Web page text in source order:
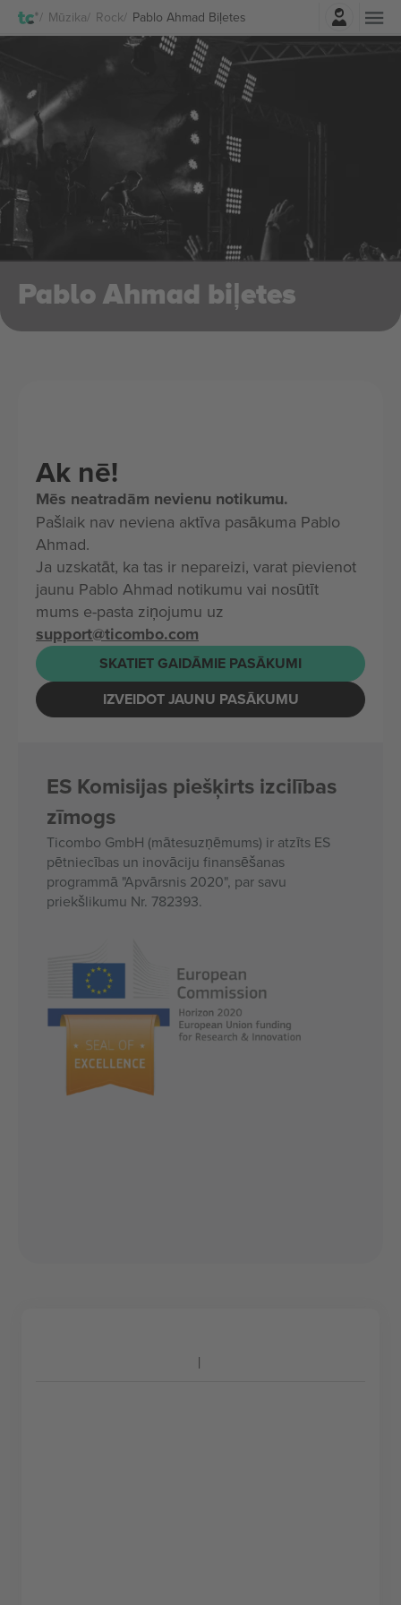
Mūzika Rock Pablo Ahmad BiļetesPierakstīties
Pablo Ahmad biļetes
Ak nē!
Mēs neatradām nevienu notikumu.
Pašlaik nav neviena aktīva pasākuma Pablo
Ahmad.
Ja uzskatāt, ka tas ir nepareizi, varat pievienot
jaunu Pablo Ahmad notikumu vai nosūtīt
mums e-pasta ziņojumu uz
support@ticombo.com
SKATIET GAIDĀMIE PASĀKUMI
IZVEIDOT JAUNU PASĀKUMU
ES Komisijas piešķirts izcilības
zīmogs
Ticombo GmbH (mātesuzņēmums) ir atzīts ES
pētniecības un inovāciju finansēšanas
programmā "Apvārsnis 2020", par savu
priekšlikumu Nr. 782393.